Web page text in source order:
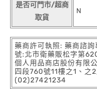
是否可門市/超商
取貨
N
藥商許可執照: 藥商諮
號:北市衛藥販松字第
個人用品商店股份有限
四段760號11樓之1、之
(02)27421234